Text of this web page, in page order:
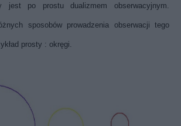
jest po prostu dualizmem obserwacyjnym.
sposobów prowadzenia obserwacji tego
prosty : okręgi.